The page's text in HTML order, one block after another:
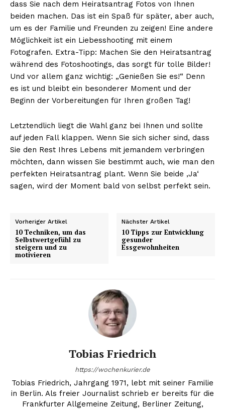
Erhalte unseren
kostenlosen Newsletter
NEWSLETTER ABONNIEREN
dass Sie nach dem Heiratsantrag Fotos von Ihnen
beiden machen. Das ist ein Spaß für später, aber auch,
um es der Familie und Freunden zu zeigen! Eine andere
Möglichkeit ist ein Liebesshooting mit einem
Fotografen. Extra-Tipp: Machen Sie den Heiratsantrag
während des Fotoshootings, das sorgt für tolle Bilder!
Und vor allem ganz wichtig: „Genießen Sie es!“ Denn
es ist und bleibt ein besonderer Moment und der
Beginn der Vorbereitungen für Ihren großen Tag!
Letztendlich liegt die Wahl ganz bei Ihnen und sollte
auf jeden Fall klappen. Wenn Sie sich sicher sind, dass
Sie den Rest Ihres Lebens mit jemandem verbringen
möchten, dann wissen Sie bestimmt auch, wie man den
perfekten Heiratsantrag plant. Wenn Sie beide ‚Ja‘
sagen, wird der Moment bald von selbst perfekt sein.
Vorheriger Artikel
10 Techniken, um das
Selbstwertgefühl zu
steigern und zu
motivieren
Nächster Artikel
10 Tipps zur Entwicklung
gesunder
Essgewohnheiten
Tobias Friedrich
https://wochenkurier.de
Tobias Friedrich, Jahrgang 1971, lebt mit seiner Familie
in Berlin. Als freier Journalist schrieb er bereits für die
Frankfurter Allgemeine Zeitung, Berliner Zeitung,